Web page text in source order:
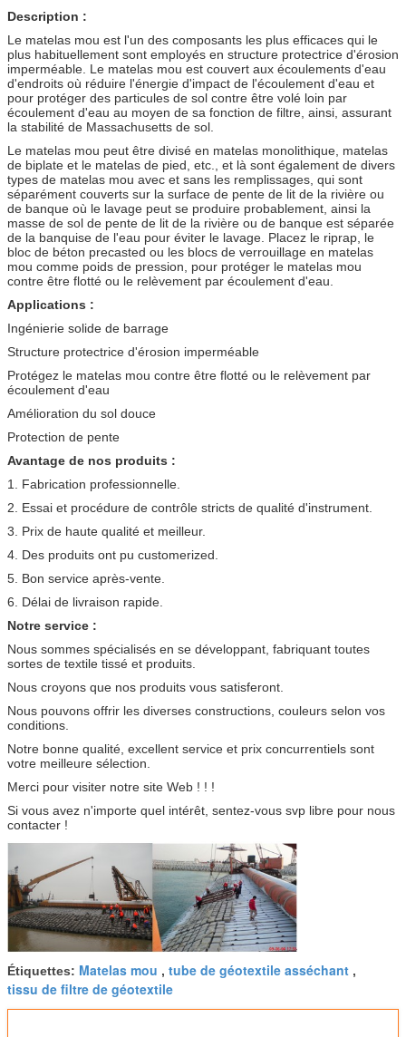
Description :
Le matelas mou est l'un des composants les plus efficaces qui le
plus habituellement sont employés en structure protectrice d'érosion
imperméable. Le matelas mou est couvert aux écoulements d'eau
d'endroits où réduire l'énergie d'impact de l'écoulement d'eau et
pour protéger des particules de sol contre être volé loin par
écoulement d'eau au moyen de sa fonction de filtre, ainsi, assurant
la stabilité de Massachusetts de sol.
Le matelas mou peut être divisé en matelas monolithique, matelas
de biplate et le matelas de pied, etc., et là sont également de divers
types de matelas mou avec et sans les remplissages, qui sont
séparément couverts sur la surface de pente de lit de la rivière ou
de banque où le lavage peut se produire probablement, ainsi la
masse de sol de pente de lit de la rivière ou de banque est séparée
de la banquise de l'eau pour éviter le lavage. Placez le riprap, le
bloc de béton precasted ou les blocs de verrouillage en matelas
mou comme poids de pression, pour protéger le matelas mou
contre être flotté ou le relèvement par écoulement d'eau.
Applications :
Ingénierie solide de barrage
Structure protectrice d'érosion imperméable
Protégez le matelas mou contre être flotté ou le relèvement par
écoulement d'eau
Amélioration du sol douce
Protection de pente
Avantage de nos produits :
1. Fabrication professionnelle.
2. Essai et procédure de contrôle stricts de qualité d'instrument.
3. Prix de haute qualité et meilleur.
4. Des produits ont pu customerized.
5. Bon service après-vente.
6. Délai de livraison rapide.
Notre service :
Nous sommes spécialisés en se développant, fabriquant toutes
sortes de textile tissé et produits.
Nous croyons que nos produits vous satisferont.
Nous pouvons offrir les diverses constructions, couleurs selon vos
conditions.
Notre bonne qualité, excellent service et prix concurrentiels sont
votre meilleure sélection.
Merci pour visiter notre site Web ! ! !
Si vous avez n'importe quel intérêt, sentez-vous svp libre pour nous
contacter !
Étiquettes: Matelas mou , tube de géotextile asséchant ,
tissu de filtre de géotextile